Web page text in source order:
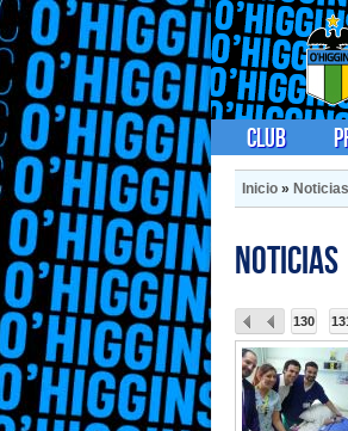
Club
Inicio » Noticias
Noticias
130